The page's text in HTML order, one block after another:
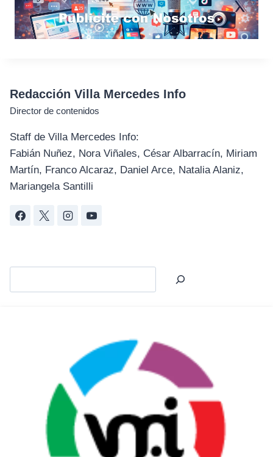
Redacción Villa Mercedes Info
Director de contenidos
Staff de Villa Mercedes Info:
Fabián Nuñez, Nora Viñales, César Albarracín, Miriam
Martín, Franco Alcaraz, Daniel Arce, Natalia Alaniz,
Mariangela Santilli